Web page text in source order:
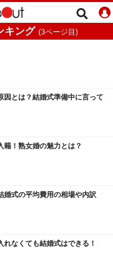
キング (3ページ目)
因とは？結婚式準備中に言って
籍！熟女婚の魅力とは？
婚式の平均費用の相場や内訳
れなくても結婚式はできる！